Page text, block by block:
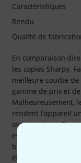
En comparaison
les copies Sharpy.
meilleure courbe
gamme de prix et
Malheureusement,
rendent l'appareil
avec musique. De
est activé sur le
brusquement vers
être contrôlé.
Caractéristiques
Rendu
Qualité de